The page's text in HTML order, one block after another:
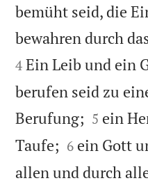
bemüht seid, die
bewahren durch
4 Ein Leib und ein
berufen seid zu
Berufung; 

5 ein
Taufe; 

6 ein Gott
allen und durch